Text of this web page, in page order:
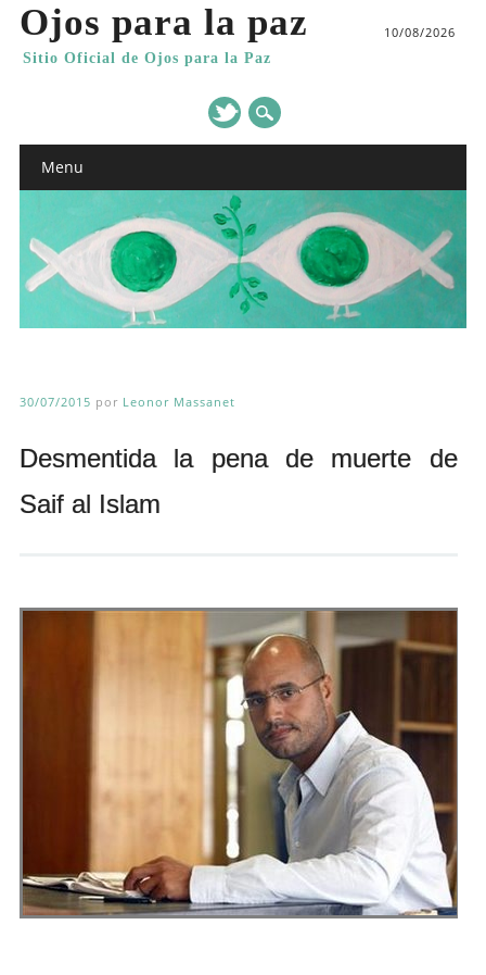
Ojos para la paz
Sitio Oficial de Ojos para la Paz
10/08/2026
Main menu
Menu
30/07/2015 por Leonor Massanet
Desmentida la pena de muerte de
Saif al Islam